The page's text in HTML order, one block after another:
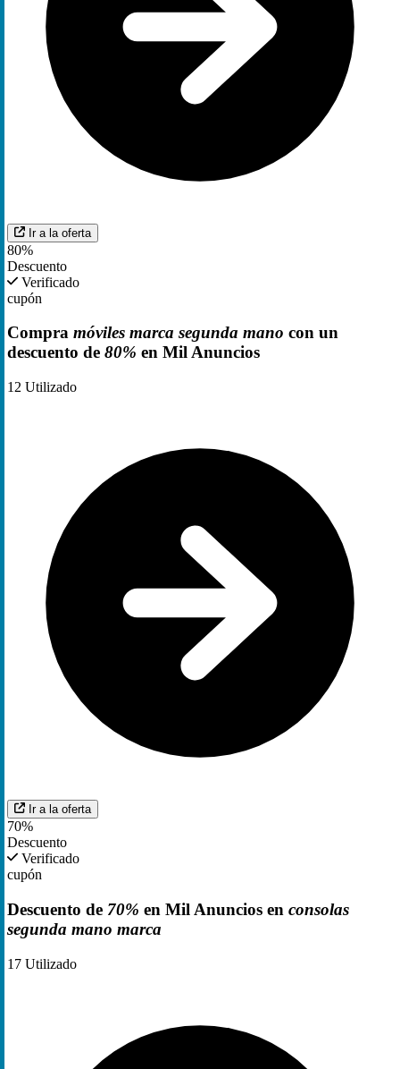
Ir a la oferta
80%
Descuento
Verificado
cupón
Compra móviles marca segunda mano con un
descuento de 80% en Mil Anuncios
12 Utilizado
Ir a la oferta
70%
Descuento
Verificado
cupón
Descuento de 70% en Mil Anuncios en consolas
segunda mano marca
17 Utilizado